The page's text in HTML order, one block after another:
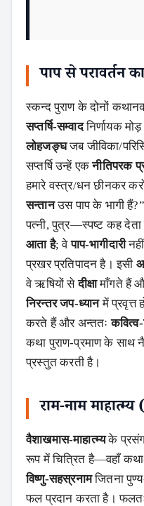
पाप से परावर्तन
स्कन्द पुराण के दोनों
सप्तर्षि-सम्वादनिर्णायक मोड़
लोहजङ्घजब जीविका/
सप्तर्षि उन्हें एकनीतिपरक
हमारे वस्त्र/धन छीनकर
सन्तानउस पाप के भागी
पत्नी, पुत्र—स्पष्ट कह
आता है; वेपाप-भागीदारी
प्रखर प्रतिपादन है। इसी
वे ऋषियों सेदीक्षामाँगते हैं
निरन्तर जप-ध्यानमें प्रवृत्त
करते हैं और अन्ततःकवित्व-
कथा पुराण-प्रमाण के साथ
प्रस्तुत करती है।
राम-नाम
वैशाखमास-माहात्म्यके
रूप में चित्रित है—वहाँ
विष्णु-सहस्रनामजितना
फल प्रदान करता है।